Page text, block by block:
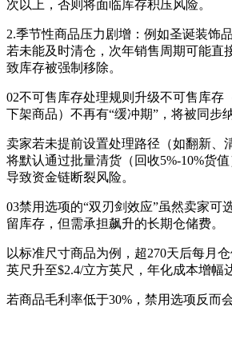
次以上，否则将面临库存积压风险。
2.季节性商品压力剧增：例如圣诞装饰
若未能及时清仓，次年销售周期可能直
致库存被强制移除。
02不可售库存处理规则升级不可售库存
下架商品）不再有“缓冲期”，将被同步
卖家若未提前设置处理路径（如翻新、
将默认通过批量清货（回收5%-10%货
导致资金链断裂风险。
03禁用选项的“双刃剑效应”虽然卖家可
留库存，但需承担飙升的长期仓储费。
以标准尺寸商品为例，超270天后每月
英尺升至$2.4/立方英尺，年化成本增幅达
若商品毛利率低于30%，禁用选项反而